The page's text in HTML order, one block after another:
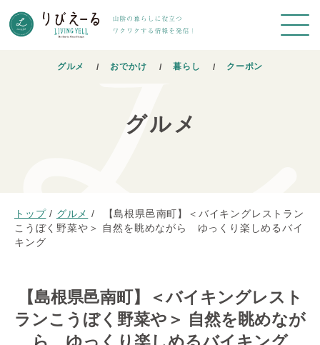
グルメ おでかけ 暮らし クーポン
グルメ
トップ / グルメ /
【島根県邑南町】＜バイキングレストラン
こうぼく野菜や＞ 自然を眺めながら ゆっくり楽しめるバイ
キング
【島根県邑南町】＜バイキングレスト
ランこうぼく野菜や＞ 自然を眺めなが
ら ゆっくり楽しめるバイキング